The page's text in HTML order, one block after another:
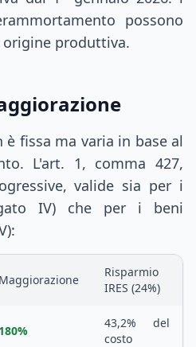
possono
produttiva.
fissa ma varia in base al
L'art. 1, comma 427,
valide sia per i
IV) che per i beni
Maggiorazione
Risparmio
IRES (24%)
180%
43,2% del
costo